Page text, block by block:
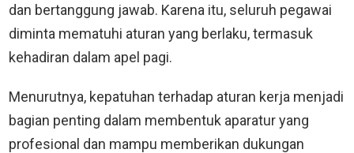
dan bertanggung jawab. Karena itu, seluruh pegawai
diminta mematuhi aturan yang berlaku, termasuk
kehadiran dalam apel pagi.
Menurutnya, kepatuhan terhadap aturan kerja menjadi
bagian penting dalam membentuk aparatur yang
profesional dan mampu memberikan dukungan